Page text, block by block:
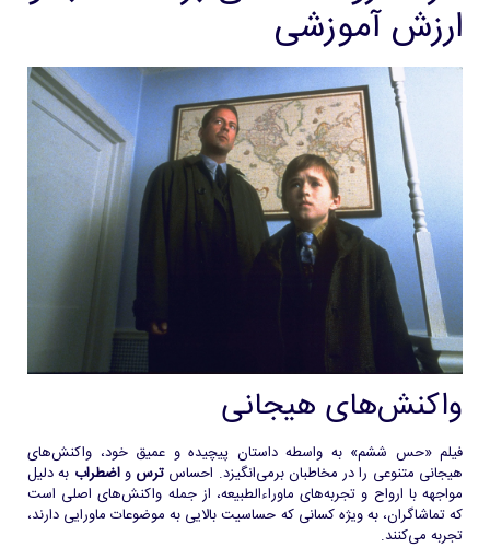
ارزش آموزشی
واکنش‌های هیجانی
فیلم «حس ششم» به واسطه داستان پیچیده و عمیق خود، واکنش‌های
هیجانی متنوعی را در مخاطبان برمی‌انگیزد. احساس ترس واضطراب به دلیل
مواجهه با ارواح و تجربه‌های ماوراءالطبیعه، از جمله واکنش‌های اصلی است
که تماشاگران، به ویژه کسانی که حساسیت بالایی به موضوعات ماورایی دارند،
تجربه می‌کنند.